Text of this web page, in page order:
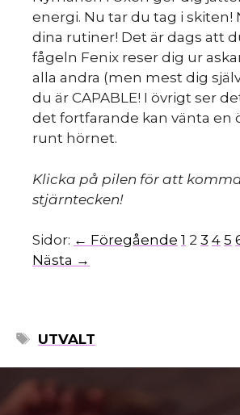
energi. Nu tar du tag i skiten!
dina rutiner! Det är dags att
fågeln Fenix reser dig ur
alla andra (men mest dig
du är CAPABLE! I övrigt ser
det fortfarande kan vänta en
runt hörnet.
Klicka på pilen för att
stjärntecken!
Sidor: ← Föregående 1 2 3 4 5
Nästa →
ETIKETTER
UTVALT